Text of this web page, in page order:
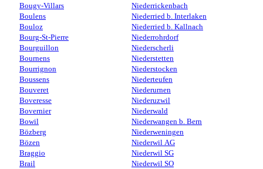
Bougy-Villars
Boulens
Bouloz
Bourg-St-Pierre
Bourguillon
Bournens
Bourrignon
Boussens
Bouveret
Boveresse
Bovernier
Bowil
Bözberg
Bözen
Braggio
Brail
Niederrickenbach
Niederried b. Interlaken
Niederried b. Kallnach
Niederrohrdorf
Niederscherli
Niederstetten
Niederstocken
Niederteufen
Niederurnen
Niederuzwil
Niederwald
Niederwangen b. Bern
Niederweningen
Niederwil AG
Niederwil SG
Niederwil SO